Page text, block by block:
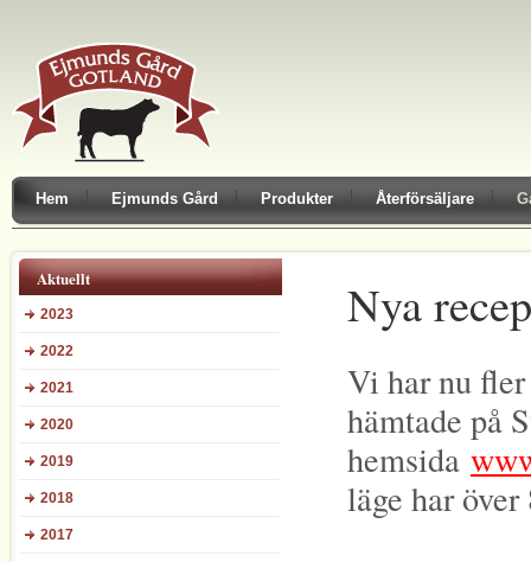
Hem Ejmunds Gård Produkter Återförsäljare
Aktuellt
2023
2022
2021
2020
2019
2018
2017
Nya
Vi har nu fler
hämtade på
hemsida
läge har